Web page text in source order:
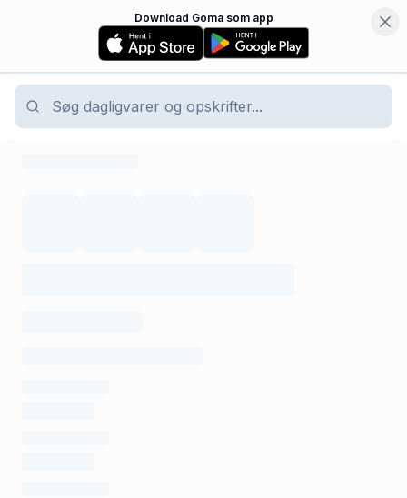
Download Goma som app